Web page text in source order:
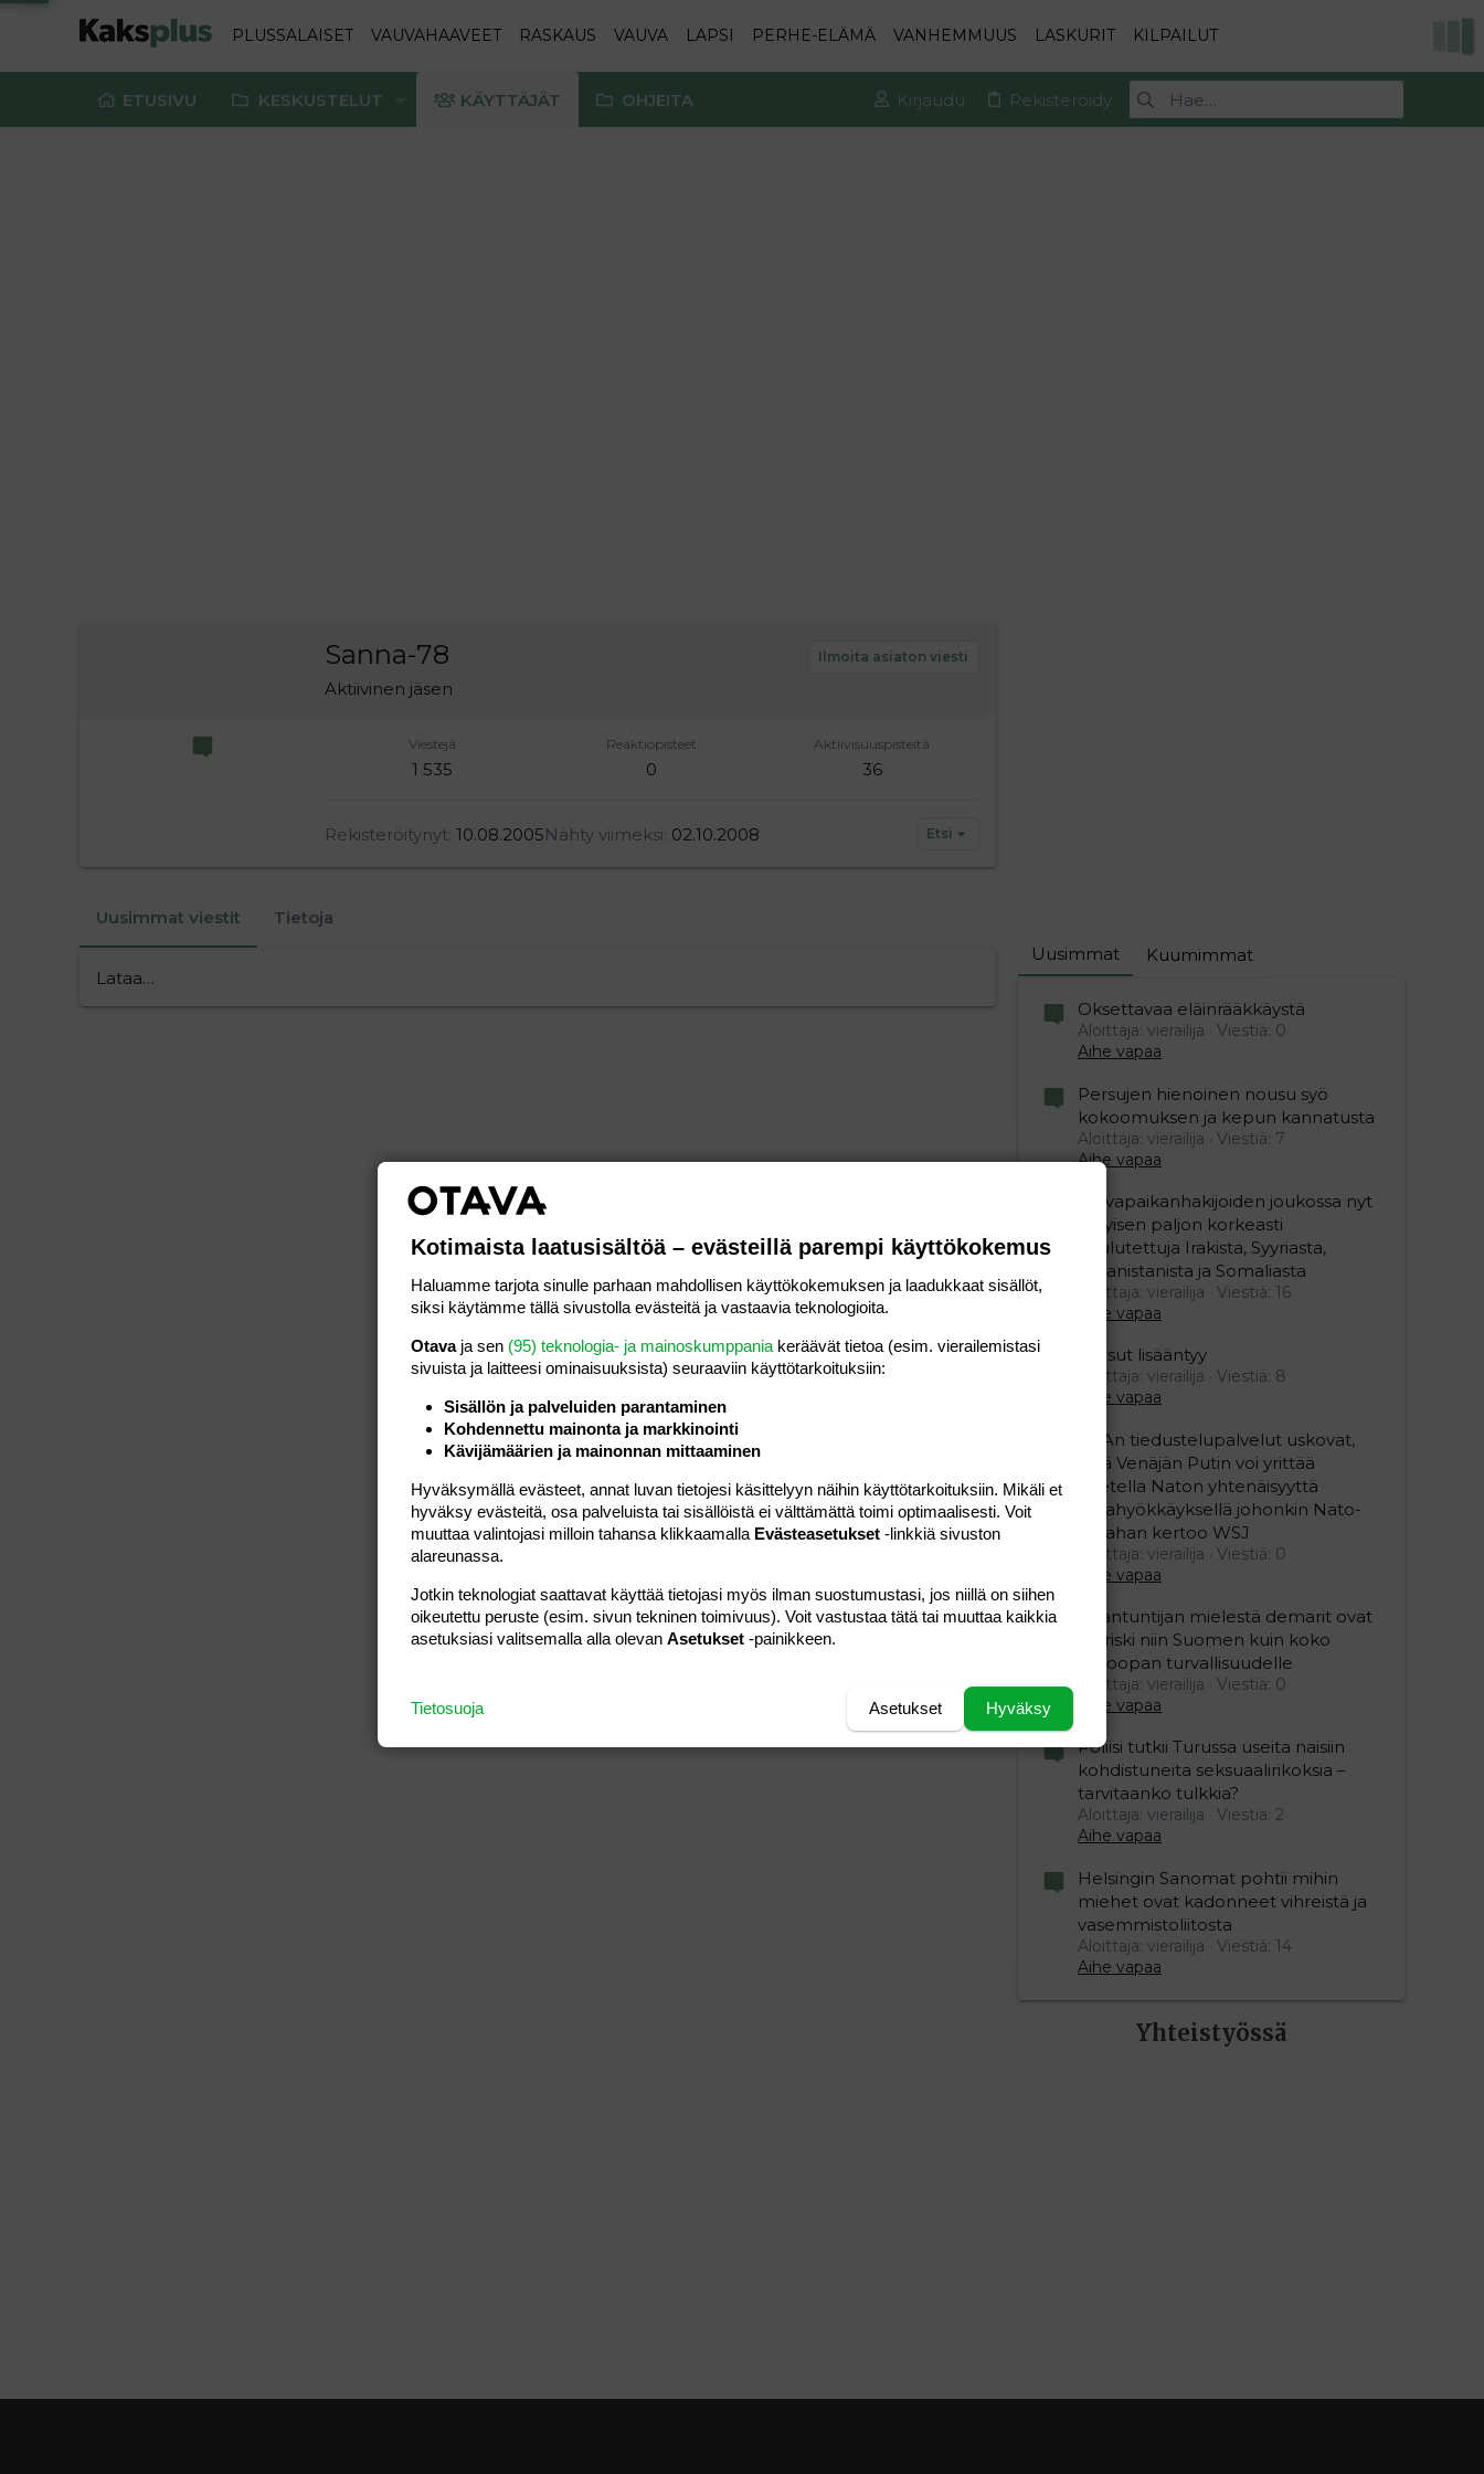
PLUSSALAISET VAUVAHAAVEET RASKAUS VAUVA LAPSI PERHE-ELÄMÄ VANHEMMUUS LASKURIT KILPAILUT
ETUSIVU KESKUSTELUT KÄYTTÄJÄT OHJEITA Kirjaudu Rekisteröidy
Ilmoita asiaton viesti
Sanna-78
Aktiivinen jäsen
Viestejä
1 535
Reaktiopisteet
0
Aktiivisuuspisteitä
36
Rekisteröitynyt 10.08.2005Nähty viimeksi 02.10.2008 Etsi
Uusimmat viestit Tietoja
Lataa…
Uusimmat Kuumimmat
Oksettavaa eläinrääkkäystä
Aloittaja: vierailija
Viestiä: 0
Aihe vapaa
Persujen hienoinen nousu syö
kokoomuksen ja kepun kannatusta
Aloittaja: vierailija
Viestiä: 7
Aihe vapaa
Turvapaikanhakijoiden joukossa nyt
erityisen paljon korkeasti
koulutettuja Irakista, Syyriasta,
Afganistanista ja Somaliasta
Aloittaja: vierailija
Viestiä: 16
Aihe vapaa
Persut lisääntyy
Aloittaja: vierailija
Viestiä: 8
Aihe vapaa
USAn tiedustelupalvelut uskovat,
että Venäjän Putin voi yrittää
koetella Naton yhtenäisyyttä
maahyökkäyksellä johonkin Nato-
maahan kertoo WSJ
Aloittaja: vierailija
Viestiä: 0
Aihe vapaa
Asiantuntijan mielestä demarit ovat
iso riski niin Suomen kuin koko
Euroopan turvallisuudelle
Aloittaja: vierailija
Viestiä: 0
Aihe vapaa
Poliisi tutkii Turussa useita naisiin
kohdistuneita seksuaalirikoksia –
tarvitaanko tulkkia?
Aloittaja: vierailija
Viestiä: 2
Aihe vapaa
Helsingin Sanomat pohtii mihin
miehet ovat kadonneet vihreistä ja
vasemmistoliitosta
Aloittaja: vierailija
Viestiä: 14
Aihe vapaa
Yhteistyössä
Kotimaista laatusisältöä – evästeillä parempi käyttökokemus
Haluamme tarjota sinulle parhaan mahdollisen käyttökokemuksen ja laadukkaat sisällöt,
siksi käytämme tällä sivustolla evästeitä ja vastaavia teknologioita.
Otavaja sen (95) teknologia- ja mainoskumppania keräävät tietoa (esim. vierailemis­tasi
sivuista ja laitteesi ominaisuuk­sista) seuraaviin käyttötarkoituksiin:
Sisällön ja palveluiden parantaminen
Kohdennettu mainonta ja markkinointi
Kävijämäärien ja mainonnan mittaaminen
Hyväksymällä evästeet, annat luvan tietojesi käsittelyyn näihin käyttötarkoituksiin. Mikäli et
hyväksy evästeitä, osa palveluista tai sisällöistä ei välttämättä toimi optimaalisesti. Voit
muuttaa valintojasi milloin tahansa klikkaamalla Evästeasetukset -linkkiä sivuston
alareunassa.
Jotkin teknologiat saattavat käyttää tietojasi myös ilman suostumustasi, jos niillä on siihen
oikeutettu peruste (esim. sivun tekninen toimivuus). Voit vastustaa tätä tai muuttaa kaikkia
asetuksiasi valitsemalla alla olevan Asetukset -painikkeen.
Hyväksy
Asetukset
Tietosuoja